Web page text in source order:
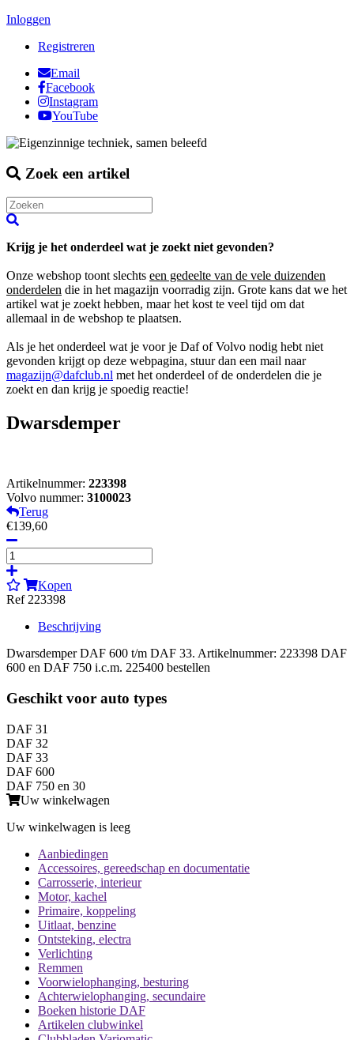
Inloggen
Registreren
Email
Facebook
Instagram
YouTube
Zoek een artikel
Krijg je het onderdeel wat je zoekt niet gevonden?
Onze webshop toont slechts een gedeelte van de vele duizenden
onderdelen die in het magazijn voorradig zijn. Grote kans dat we het
artikel wat je zoekt hebben, maar het kost te veel tijd om dat
allemaal in de webshop te plaatsen.
Als je het onderdeel wat je voor je Daf of Volvo nodig hebt niet
gevonden krijgt op deze webpagina, stuur dan een mail naar
magazijn@dafclub.nl met het onderdeel of de onderdelen die je
zoekt en dan krijg je spoedig reactie!
Dwarsdemper
Artikelnummer: 223398
Volvo nummer: 3100023
Terug
€139,60
Kopen
Ref 223398
Beschrijving
Dwarsdemper DAF 600 t/m DAF 33. Artikelnummer: 223398 DAF
600 en DAF 750 i.c.m. 225400 bestellen
Geschikt voor auto types
DAF 31
DAF 32
DAF 33
DAF 600
DAF 750 en 30
Uw winkelwagen
Uw winkelwagen is leeg
Aanbiedingen
Accessoires, gereedschap en documentatie
Carrosserie, interieur
Motor, kachel
Primaire, koppeling
Uitlaat, benzine
Ontsteking, electra
Verlichting
Remmen
Voorwielophanging, besturing
Achterwielophanging, secundaire
Boeken historie DAF
Artikelen clubwinkel